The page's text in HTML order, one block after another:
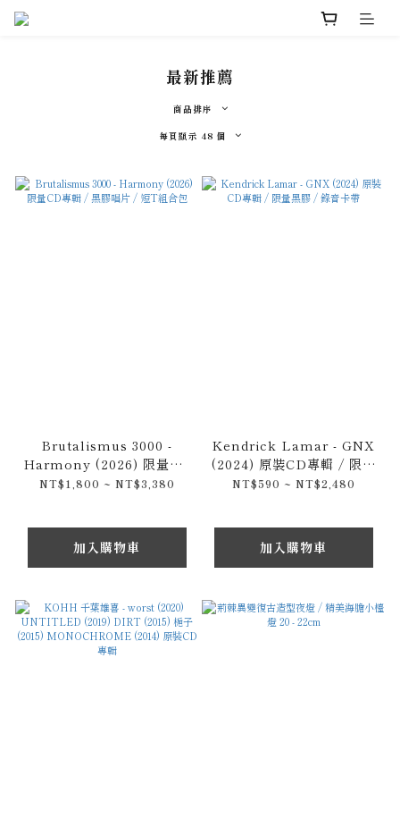
最新推薦
商品排序
每頁顯示 48 個
Brutalismus 3000 -
Harmony (2026) 限量CD
專輯 / 黑膠唱片 / 短T組合
NT$1,800 ~ NT$3,380
加入購物車
Kendrick Lamar - GNX
(2024) 原裝CD專輯 / 限量
黑膠 / 錄音卡帶
NT$590 ~ NT$2,480
加入購物車